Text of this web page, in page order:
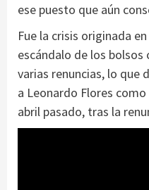
ese puesto que aún
Fue la crisis originada
escándalo de los
varias renuncias, lo que
a Leonardo Flores
abril pasado, tras la